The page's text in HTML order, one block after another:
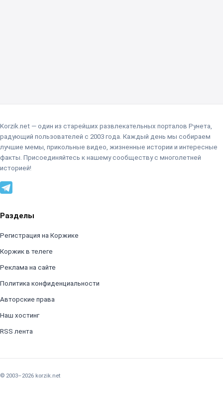
Korzik.net — один из старейших развлекательных порталов Рунета,
радующий пользователей с 2003 года. Каждый день мы собираем
лучшие мемы, прикольные видео, жизненные истории и интересные
факты. Присоединяйтесь к нашему сообществу с многолетней
историей!
Разделы
Регистрация на Коржике
Коржик в телеге
Реклама на сайте
Политика конфиденциальности
Авторские права
Наш хостинг
RSS лента
© 2003–2026 korzik.net